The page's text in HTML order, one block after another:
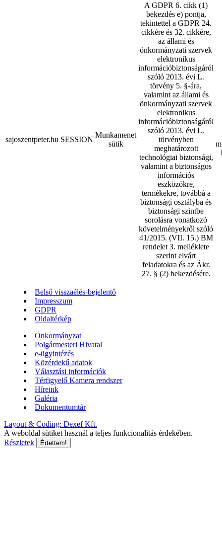
sajoszentpeter.hu SESSION
Munkamenet
sütik
A GDPR 6. cikk (1)
bekezdés e) pontja,
tekintettel a GDPR 24.
cikkére és 32. cikkére,
az állami és
önkormányzati szervek
elektronikus
információbiztonságáról
szóló 2013. évi L.
törvény 5. §-ára,
valamint az állami és
önkormányzati szervek
elektronikus
információbiztonságáról
szóló 2013. évi L.
törvényben
meghatározott
technológiai biztonsági,
valamint a biztonságos
információs
eszközökre,
termékekre, továbbá a
biztonsági osztályba és
biztonsági szintbe
sorolásra vonatkozó
követelményekről szóló
41/2015. (VII. 15.) BM
rendelet 3. melléklete
szerint elvárt
feladatokra és az Ákr.
27. § (2) bekezdésére.
Belső visszaélés-bejelentő
Impresszum
GDPR
Oldaltérkép
Önkormányzat
Polgármesteri Hivatal
e-ügyintézés
Közérdekű adatok
Választási információk
Térfigyelő Kamera rendszer
Híreink
Galéria
Dokumentumtár
Layout & Coding: Dexef Kft.
A weboldal sütiket használ a teljes funkcionalitás érdekében.
Részletek